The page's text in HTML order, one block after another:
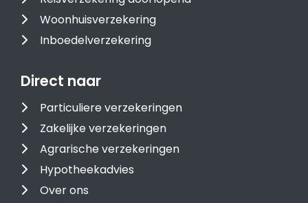
Woonhuisverzekering
Inboedelverzekering
Direct naar
Particuliere verzekeringen
Zakelijke verzekeringen
Agrarische verzekeringen
Hypotheekadvies
Over ons